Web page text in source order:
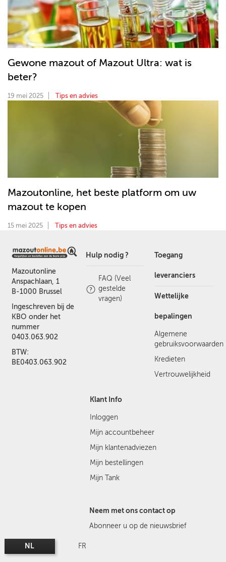
Gewone mazout of Mazout Ultra: wat is
beter?
19 mei 2025 Tips en advies
Mazoutonline, het beste platform om uw
mazout te kopen
15 mei 2025 Tips en advies
Mazoutonline
Anspachlaan, 1
B-1000 Brussel
Ingeschreven bij de
KBO onder het
nummer
0403.063.902
BTW:
BE0403.063.902
Hulp nodig ?
FAQ (Veel
gestelde
vragen)
Toegang
leveranciers
Wettelijke
bepalingen
Algemene
gebruiksvoorwaarden
Kredieten
Vertrouwelijkheid
Klant Info
Inloggen
Mijn accountbeheer
Mijn klantenadviezen
Mijn bestellingen
Mijn Tank
Neem met ons contact op
Abonneer u op de nieuwsbrief
NL FR